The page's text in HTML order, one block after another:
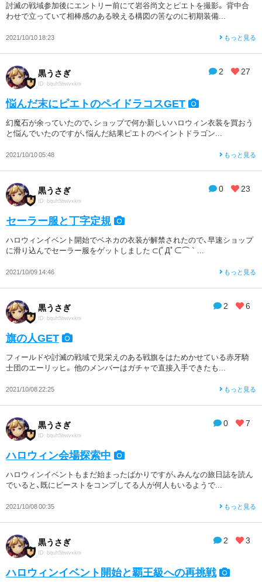
討滅の戦域参加後にエントリー前にて岩谷尚文とピエトを撮影。 背中合
わせで立っていて相棒感のある映える構図の筈なのに初期装備...
2021/10/10 18:23 もっと見る
2 27
黒うさぎ
ID: bquh5bwvxkni
悩んだ末にピエトのペイドラコスGET
幻魔石が余っていたので、ショップで何か新しいハロウィン衣装を買おう
と悩んでいたのですが、悩んだ結果ピエトのペイントドラゴン...
2021/10/10 05:48 もっと見る
0 23
黒うさぎ
ID: bquh5bwvxkni
セーラー服と丁字定規
ハロウィンイベント開始でベネカの衣装が解禁されたので、早速ショップ
に滑り込んでセーラー服をゲットしました ⊂(ﾟДﾟ⊂⌒｀...
2021/10/09 14:46 もっと見る
2 6
黒うさぎ
ID: bquh5bwvxkni
旗の人GET
フィールドや討滅の戦域で見栄えのある戦旗をはためかせている赤牙騎
士団のエーリッヒ。 他のメンバーはガチャで直接入手できたも...
2021/10/08 22:25 もっと見る
0 7
黒うさぎ
ID: bquh5bwvxkni
ハロウィン会場探索中
ハロウィンイベントもまだ始まったばかりですが、みんなの旅日誌を読ん
でいると、既にビーストをコンプしてる人が何人もいるようで...
2021/10/08 00:35 もっと見る
2 3
黒うさぎ
ID: bquh5bwvxkni
ハロウィンイベント開始と覇王級への再挑戦